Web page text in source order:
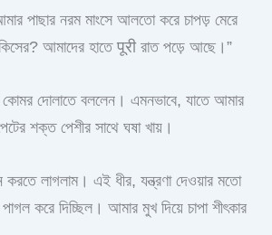
পাছার নরম মাংসে আলতো করে চাপড় মেরে
আমাদের হাতে पूरी রাত পড়ে আছে।”
কোমর দোলাতে বললেন। এমনভাবে, যাতে আমার
শক্ত পেশীর সাথে ঘষা খায়।
করতে লাগলাম। এই ধীর, যন্ত্রণা দেওয়ার মতো
করে দিচ্ছিল। আমার মুখ দিয়ে চাপা শীৎকার